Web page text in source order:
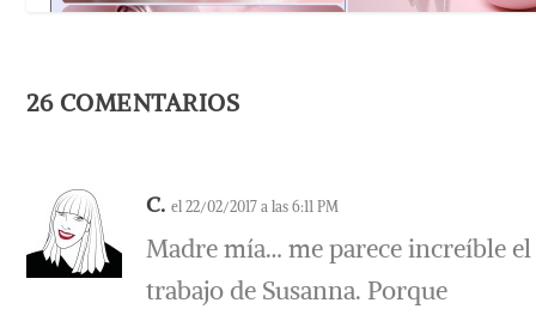
Oliver Latta artista digital
26 COMENTARIOS
C. el 22/02/2017 a las 6:11 PM
Madre mía… me parece increíble el
trabajo de Susanna. Porque